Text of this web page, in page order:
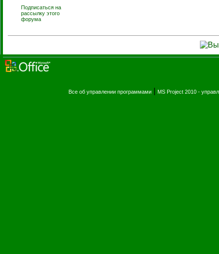
Подписаться на
рассылку этого
форума
Все об управлении программами MS Project 2010 -